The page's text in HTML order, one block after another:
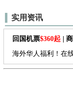
实用资讯
回国机票$360起 |
海外华人福利！在